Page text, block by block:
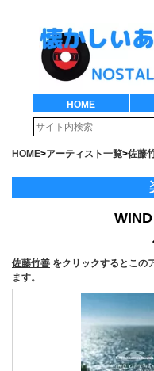
HOME
HOME>アーティスト一覧>佐藤
佐藤竹善 をクリックするとこの
ます。